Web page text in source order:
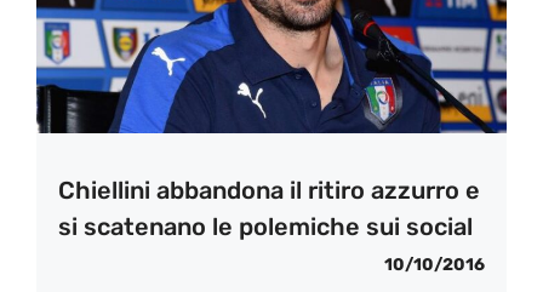
Chiellini abbandona il ritiro azzurro e
si scatenano le polemiche sui social
10/10/2016